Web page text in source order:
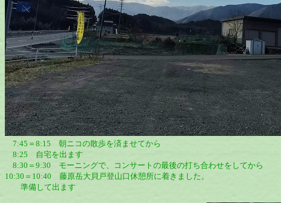
7:45＝8:15 朝ニコの散歩を済ませてから
8:25 自宅を出ます
8:30＝9:30 モーニングで、コンサートの最後の打ち合わせをしてから
10:30＝10:40 藤原岳大貝戸登山口休憩所に着きました。
準備して出ます